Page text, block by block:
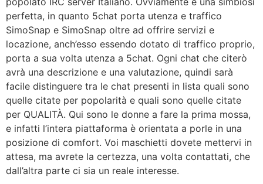
perfetta, in quanto 5chat porta utenza e traffico
SimoSnap e SimoSnap oltre ad offrire servizi e
locazione, anch’esso essendo dotato di traffico proprio,
porta a sua volta utenza a 5chat. Ogni chat che citerò
avrà una descrizione e una valutazione, quindi sarà
facile distinguere tra le chat presenti in lista quali sono
quelle citate per popolarità e quali sono quelle citate
per QUALITÀ. Qui sono le donne a fare la prima mossa,
e infatti l’intera piattaforma è orientata a porle in una
posizione di comfort. Voi maschietti dovete mettervi in
attesa, ma avrete la certezza, una volta contattati, che
dall’altra parte ci sia un reale interesse.